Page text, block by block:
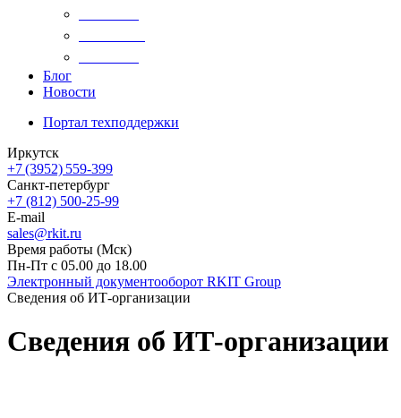
Блог
Новости
Портал техподдержки
Иркутск
+7 (3952) 559-399
Санкт-петербург
+7 (812) 500-25-99
E-mail
sales@rkit.ru
Время работы (Мск)
Пн-Пт с 05.00 до 18.00
Электронный документооборот RKIT Group
Сведения об ИТ-организации
Сведения об ИТ-организации